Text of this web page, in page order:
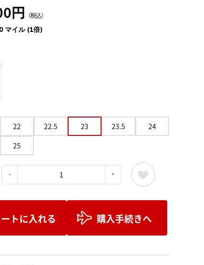
円 （税込）
マイル (1倍)
22 22.5 23 23.5
24
25
トに入れる 購入手続きへ